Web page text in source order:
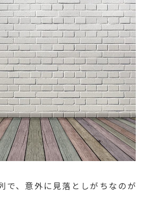
で、意外に見落としがちなのが